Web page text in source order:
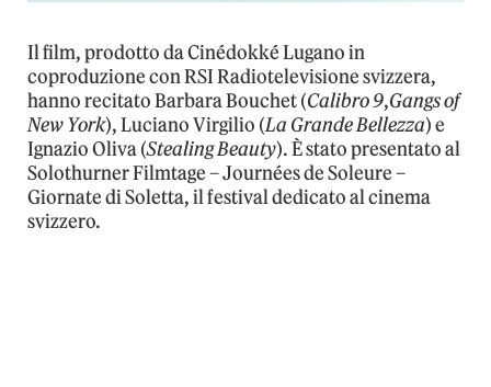
Il film, prodotto da Cinédokké Lugano in
coproduzione con RSI Radiotelevisione svizzera,
hanno recitato Barbara Bouchet (Calibro 9,Gangs of
New York), Luciano Virgilio (La Grande Bellezza) e
Ignazio Oliva (Stealing Beauty). È stato presentato al
Solothurner Filmtage – Journées de Soleure –
Giornate di Soletta, il festival dedicato al cinema
svizzero.